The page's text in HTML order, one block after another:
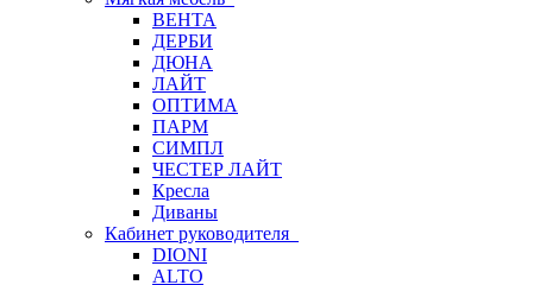
ВЕНТА
ДЕРБИ
ДЮНА
ЛАЙТ
ОПТИМА
ПАРМ
СИМПЛ
ЧЕСТЕР ЛАЙТ
Кресла
Диваны
Кабинет руководителя
DIONI
ALTO